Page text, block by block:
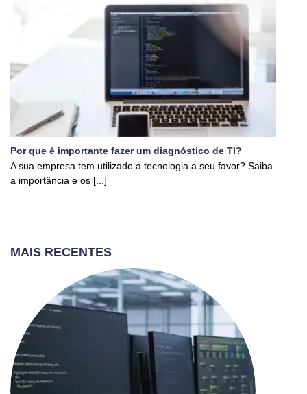
Por que é importante fazer um diagnóstico de TI?
A sua empresa tem utilizado a tecnologia a seu favor? Saiba
a importância e os [...]
MAIS RECENTES